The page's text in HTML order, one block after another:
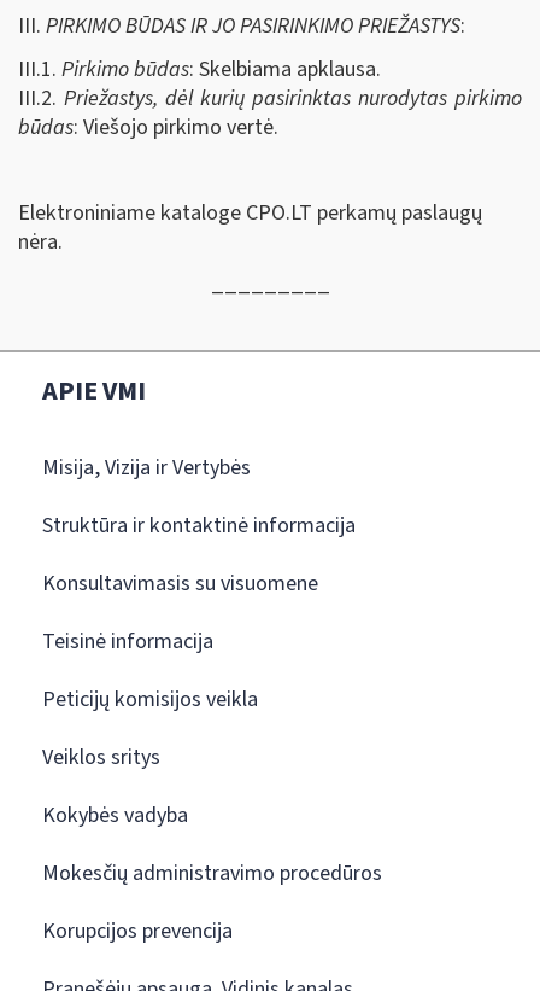
III. PIRKIMO BŪDAS IR JO PASIRINKIMO PRIEŽASTYS:
III.1. Pirkimo būdas: Skelbiama apklausa.
III.2. Priežastys, dėl kurių pasirinktas nurodytas pirkimo
būdas: Viešojo pirkimo vertė.
Elektroniniame kataloge CPO.LT perkamų paslaugų
nėra.
_________
APIE VMI
Misija, Vizija ir Vertybės
Struktūra ir kontaktinė informacija
Konsultavimasis su visuomene
Teisinė informacija
Peticijų komisijos veikla
Veiklos sritys
Kokybės vadyba
Mokesčių administravimo procedūros
Korupcijos prevencija